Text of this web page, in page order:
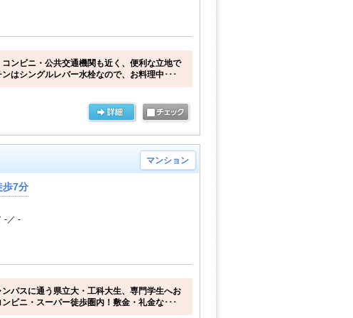
コンビニ・公共交通機関も近く、便利な立地で
はシングルレバー水栓なので、お料理中･･･
マンション
歩7分
-／ -
パスに通う県立大・工科大生、専門学生へお
ビニ・スーパー徒歩圏内！敷金・礼金な･･･